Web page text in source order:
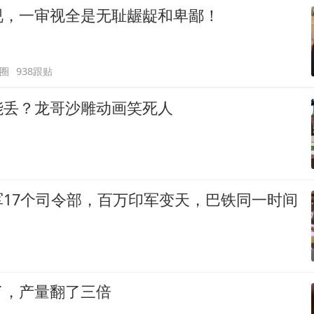
一审视全是无耻龌龊和卑鄙！
938跟贴
？龙哥沙雕动画笑死人
个司令部，百万印军变天，巴铁同一时间
产量翻了三倍